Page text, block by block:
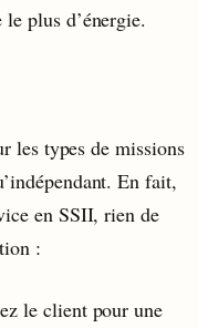
plus d’énergie.
les types de missions
En fait,
en SSII, rien de
:
le client pour une